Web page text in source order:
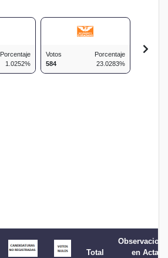
Porcentaje
1.0252%
Votos
584
Porcentaje
23.0283%
Votos
Total
en Acta